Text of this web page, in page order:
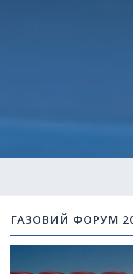
ГАЗОВИЙ ФОРУМ